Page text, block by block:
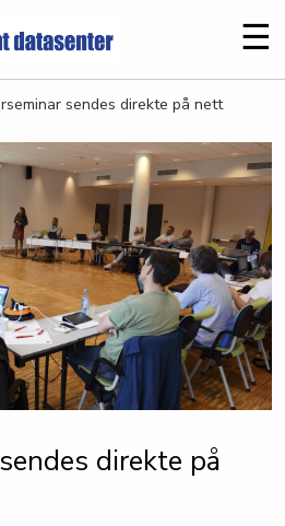
☰
sendes direkte på nett
direkte på